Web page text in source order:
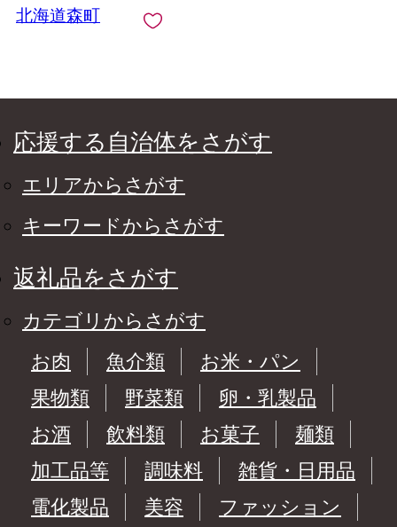
北海道森町
応援する自治体をさがす
エリアからさがす
キーワードからさがす
返礼品をさがす
カテゴリからさがす
お肉
魚介類
お米・パン
果物類
野菜類
卵・乳製品
お酒
飲料類 お菓子
麺類
加工品等
調味料
雑貨・日用品
電化製品
美容
ファッション